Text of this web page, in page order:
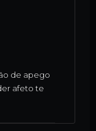
de apego
afeto te